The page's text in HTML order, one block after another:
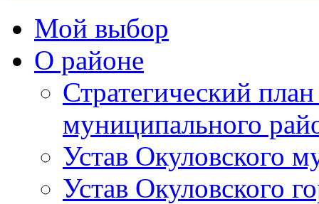
Мой выбор
О районе
Стратегический
муниципального
Устав Окуловского
Устав Окуловского